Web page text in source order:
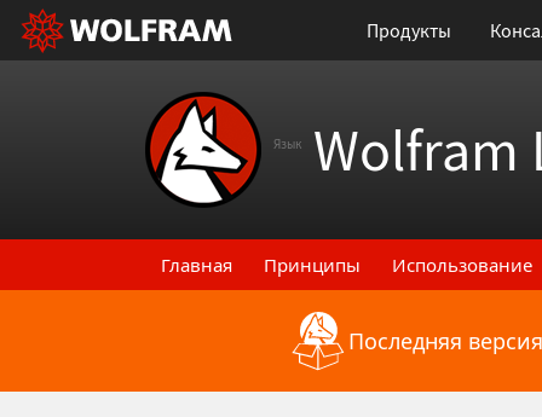
Продукты
Язык Wolfram
Главная Принципы Использование
Назад к последнимПоследняя